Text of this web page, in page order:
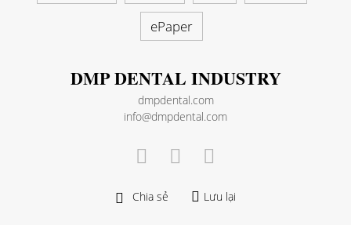
ePaper
DMP DENTAL INDUSTRY
dmpdental.com
info@dmpdental.com
Chia sẻ Lưu lại